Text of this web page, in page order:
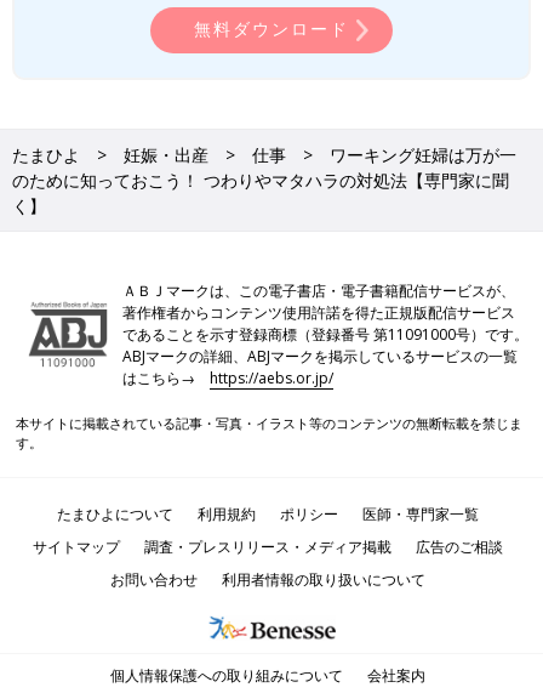
無料ダウンロード
たまひよ 妊娠・出産 仕事
ワーキング妊婦は万が一
のために知っておこう！ つわりやマタハラの対処法【専門家に聞
く】
ＡＢＪマークは、この電子書店・電子書籍配信サービスが、
著作権者からコンテンツ使用許諾を得た正規版配信サービス
であることを示す登録商標（登録番号 第11091000号）です。
ABJマークの詳細、ABJマークを掲示しているサービスの一覧
はこちら→https://aebs.or.jp/
本サイトに掲載されている記事・写真・イラスト等のコンテンツの無断転載を禁じま
す。
たまひよについて 利用規約 ポリシー
医師・専門家一覧
サイトマップ
調査・プレスリリース・メディア掲載
広告のご相談
お問い合わせ
利用者情報の取り扱いについて
個人情報保護への取り組みについて 会社案内